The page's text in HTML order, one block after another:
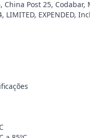
Post 25, Codabar,
EXPENDED,